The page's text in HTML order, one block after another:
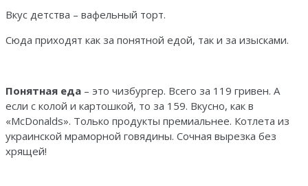
Вкус детства – вафельный торт.
Сюда приходят как за понятной едой, так и за изысками.
Понятная еда – это чизбургер. Всего за 119 гривен. А
если с колой и картошкой, то за 159. Вкусно, как в
«McDonalds». Только продукты премиальнее. Котлета из
украинской мраморной говядины. Сочная вырезка без
хрящей!